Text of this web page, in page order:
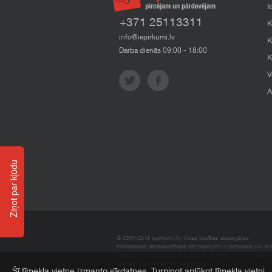
+371 25113311
info@iepirkumi.lv
Darba dienās 09:00 - 18:00
© 2007–2018 Iepirkumi.lv. Visas tiesības aizsargātas.
Informācijas pārpublicēšana bez iepirkumi.lv īpašnieka SIA
Ziņot par kļūdu